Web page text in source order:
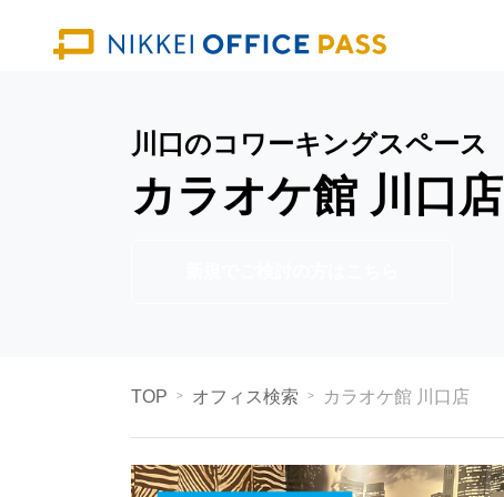
川口のコワーキングスペース
カラオケ館 川口店
TOP オフィス検索 カラオケ館 川口店